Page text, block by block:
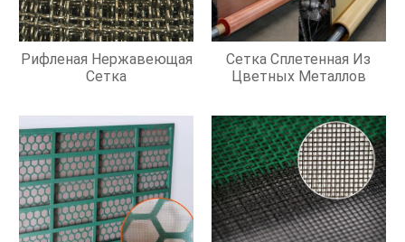
Рифленая Нержавеющая
Сетка
Сетка Сплетенная Из
Цветных Металлов